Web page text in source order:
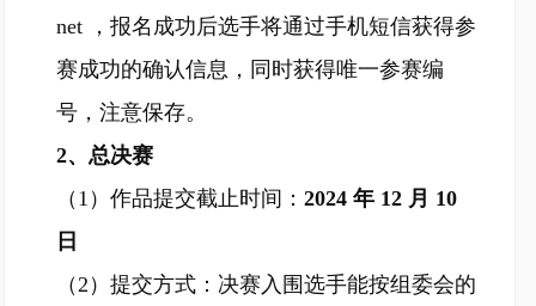
net ，报名成功后选手将通过手机短信获得参
赛成功的确认信息，同时获得唯一参赛编
号，注意保存。
2、总决赛
（1）作品提交截止时间： 2024 年 12 月 10
日
（2）提交方式：决赛入围选手能按组委会的